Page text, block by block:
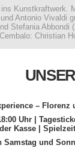
Kunstkraftwerk.
Antonio Vivaldi
Stefania Abbondi
Christian
–
Uhr
Kasse
Samstag und